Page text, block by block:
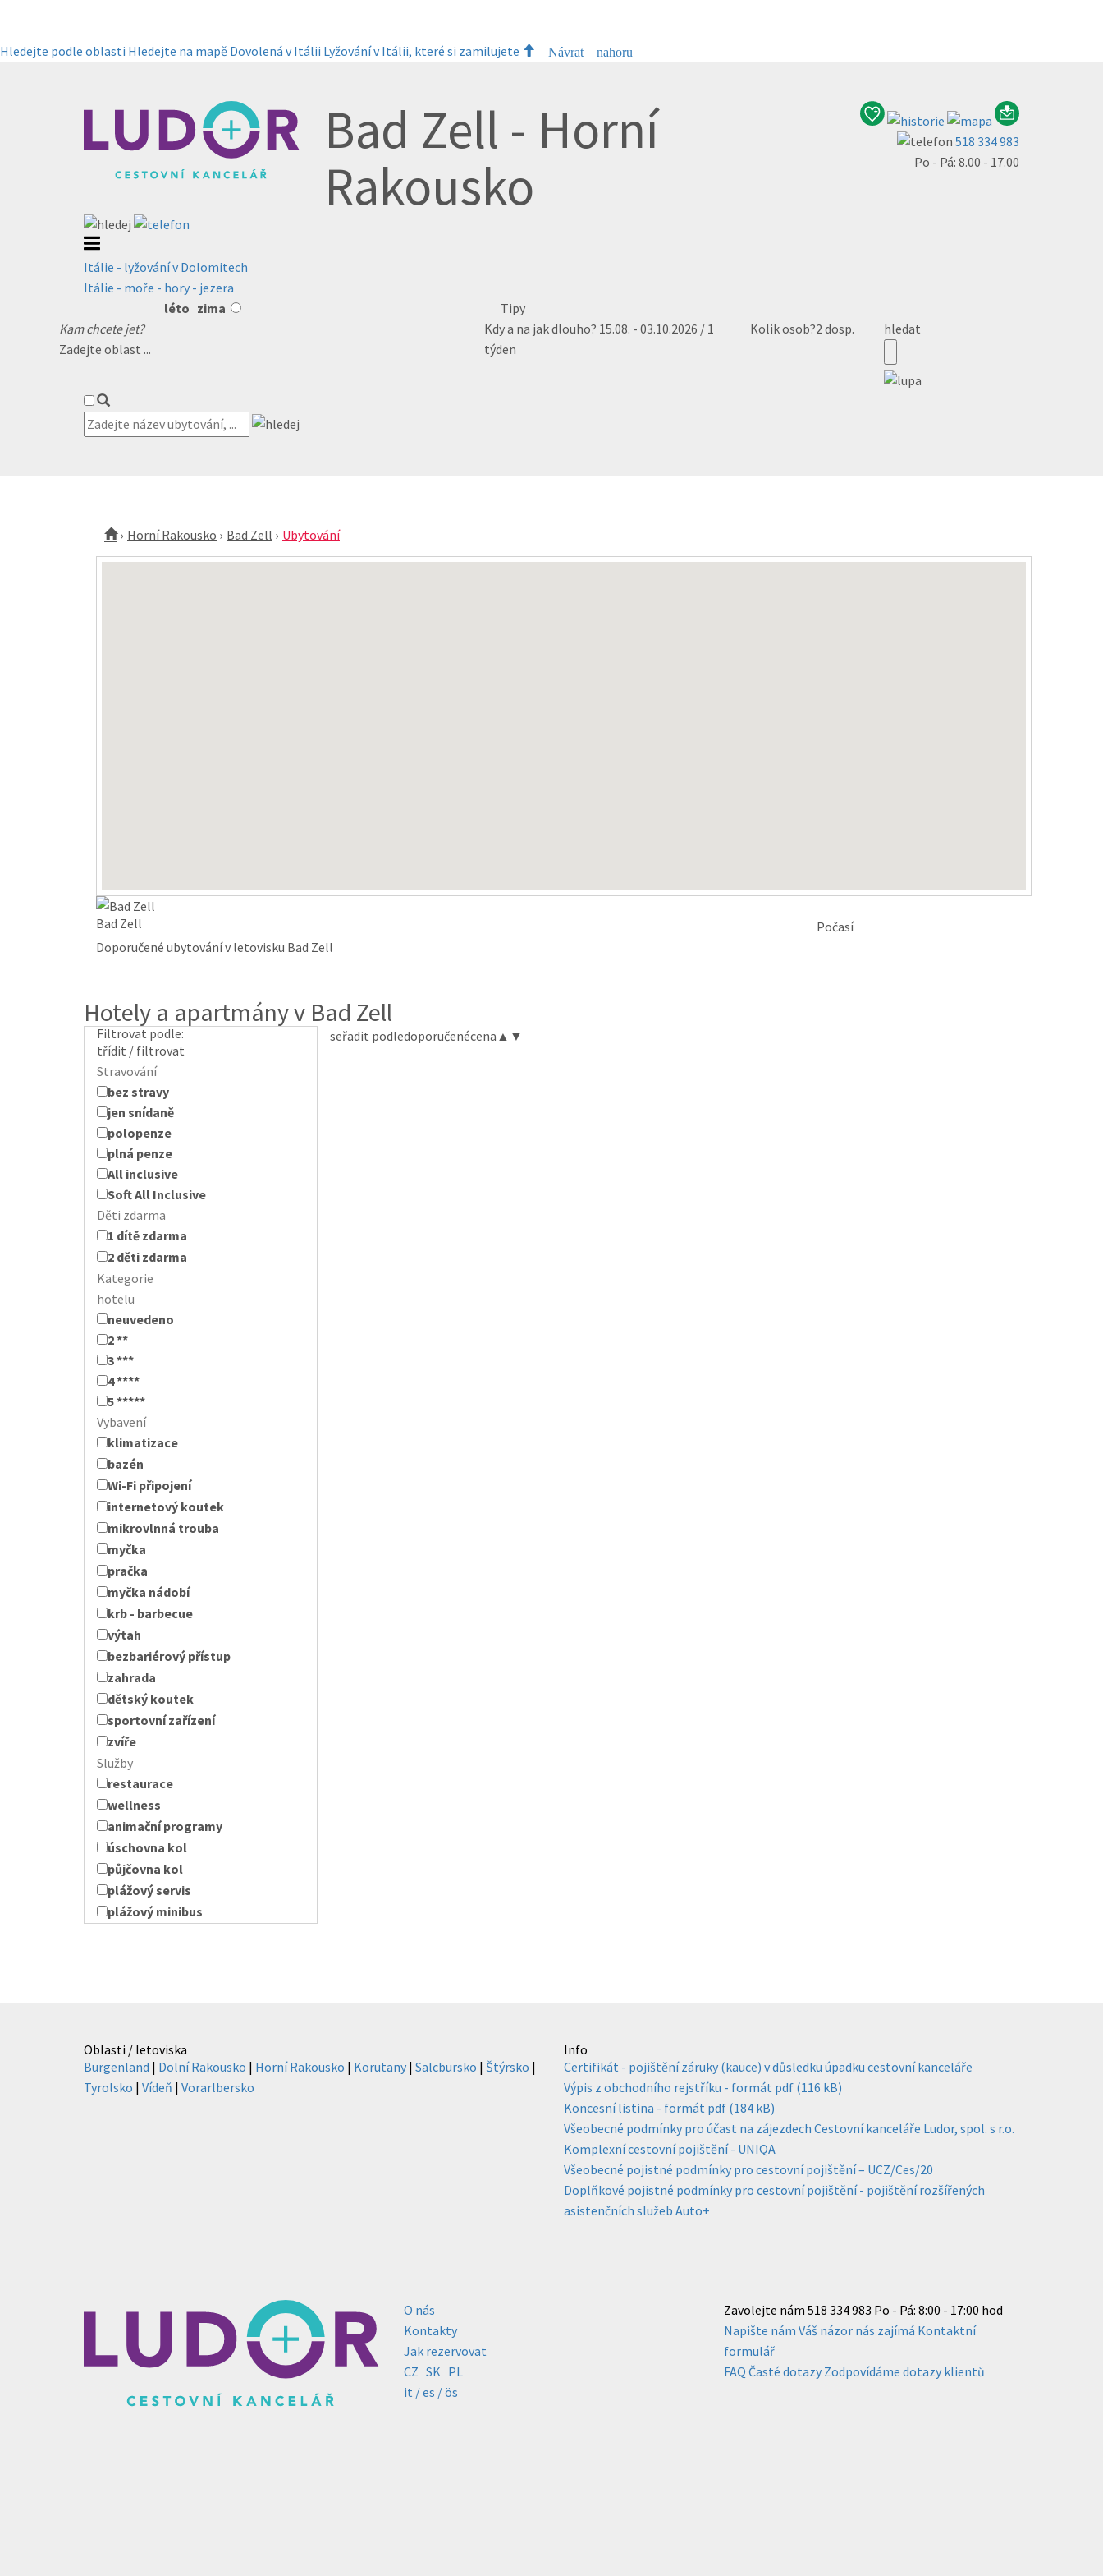
Hledejte podle oblasti Hledejte na mapě Dovolená v Itálii Lyžování v Itálii, které si zamilujete Návrat nahoru
Bad Zell - Horní
Rakousko
518 334 983
Po - Pá: 8.00 - 17.00
Itálie - lyžování v Dolomitech
Itálie - moře - hory - jezera
léto zima
Tipy
Kam chcete jet?
Zadejte oblast ...
Kdy a na jak dlouho? 15.08. - 03.10.2026 / 1
týden
Kolik osob?2 dosp. hledat
Horní Rakousko Bad Zell Ubytování
Bad Zell
Počasí
Doporučené ubytování v letovisku Bad Zell
Hotely a apartmány v Bad Zell
Filtrovat podle:
třídit / filtrovat
Stravování
bez stravy
jen snídaně
polopenze
plná penze
All inclusive
Soft All Inclusive
Děti zdarma
1 dítě zdarma
2 děti zdarma
Kategorie
hotelu
neuvedeno
2 **
3 ***
4 ****
5 *****
Vybavení
klimatizace
bazén
Wi-Fi připojení
internetový koutek
mikrovlnná trouba
myčka
pračka
myčka nádobí
krb - barbecue
výtah
bezbariérový přístup
zahrada
dětský koutek
sportovní zařízení
zvíře
Služby
restaurace
wellness
animační programy
úschovna kol
půjčovna kol
plážový servis
plážový minibus
seřadit podledoporučenécena ▲ ▼
Oblasti / letoviska
Burgenland | Dolní Rakousko | Horní Rakousko | Korutany | Salcbursko | Štýrsko |
Tyrolsko | Vídeň | Vorarlbersko
Info
Certifikát - pojištění záruky (kauce) v důsledku úpadku cestovní kanceláře
Výpis z obchodního rejstříku - formát pdf (116 kB)
Koncesní listina - formát pdf (184 kB)
Všeobecné podmínky pro účast na zájezdech Cestovní kanceláře Ludor, spol. s r.o.
Komplexní cestovní pojištění - UNIQA
Všeobecné pojistné podmínky pro cestovní pojištění – UCZ/Ces/20
Doplňkové pojistné podmínky pro cestovní pojištění - pojištění rozšířených
asistenčních služeb Auto+
O nás
Kontakty
Jak rezervovat
CZ SK PL
it /es / ös
Zavolejte nám 518 334 983 Po - Pá: 8:00 - 17:00 hod
Napište nám Váš názor nás zajímá Kontaktní
formulář
FAQ Časté dotazy Zodpovídáme dotazy klientů